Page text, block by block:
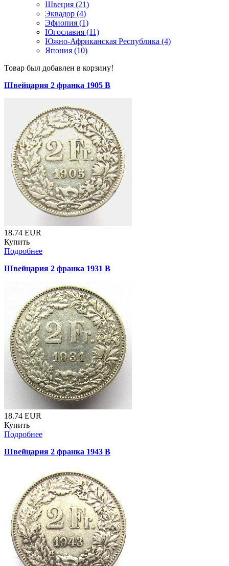
Швеция (21)
Эквадор (4)
Эфиопия (1)
Югославия (11)
Южно-Африканская Республика (4)
Япония (10)
Товар был добавлен в корзину!
Швейцария 2 франка 1905 B
18.74 EUR
Купить
Подробнее
Швейцария 2 франка 1931 B
18.74 EUR
Купить
Подробнее
Швейцария 2 франка 1943 B